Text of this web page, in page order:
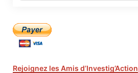
Rejoignez les Amis d’Investig’Action